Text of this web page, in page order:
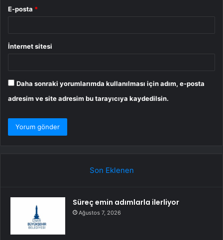
E-posta *
İnternet sitesi
Daha sonraki yorumlarımda kullanılması için adım, e-posta
adresim ve site adresim bu tarayıcıya kaydedilsin.
Son Eklenen
Süreç emin adımlarla ilerliyor
Ağustos 7, 2026